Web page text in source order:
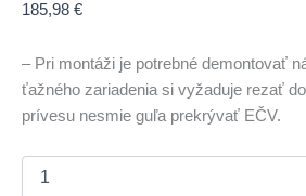
185,98 €
– Pri montáži je potrebné demontovať
ťažného zariadenia si vyžaduje rezať
prívesu nesmie guľa prekrývať EČV.